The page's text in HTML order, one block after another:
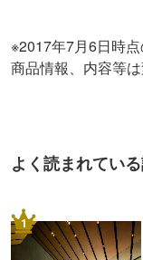
※2017年7月6日時点
商品情報、内容等
よく読まれてい
1